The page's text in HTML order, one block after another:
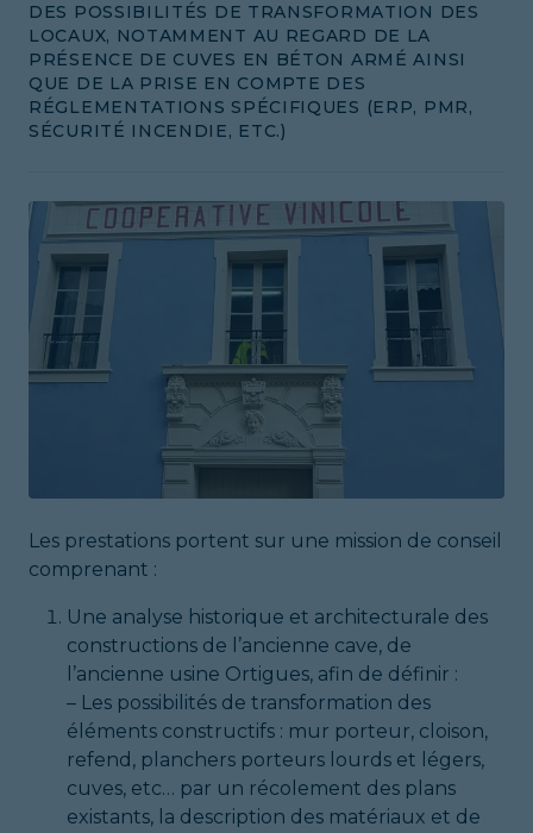
DES POSSIBILITÉS DE TRANSFORMATION DES
LOCAUX, NOTAMMENT AU REGARD DE LA
PRÉSENCE DE CUVES EN BÉTON ARMÉ AINSI
QUE DE LA PRISE EN COMPTE DES
RÉGLEMENTATIONS SPÉCIFIQUES (ERP, PMR,
SÉCURITÉ INCENDIE, ETC.)
Les prestations portent sur une mission de conseil
comprenant :
Une analyse historique et architecturale des
constructions de l’ancienne cave, de
l’ancienne usine Ortigues, afin de définir :
– Les possibilités de transformation des
éléments constructifs : mur porteur, cloison,
refend, planchers porteurs lourds et légers,
cuves, etc… par un récolement des plans
existants, la description des matériaux et de